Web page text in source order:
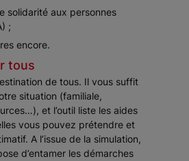
solidarité aux personnes
;
encore.
tous
de tous. Il vous suffit
situation (familiale,
et l’outil liste les aides
vous pouvez prétendre et
A l’issue de la simulation,
d’entamer les démarches